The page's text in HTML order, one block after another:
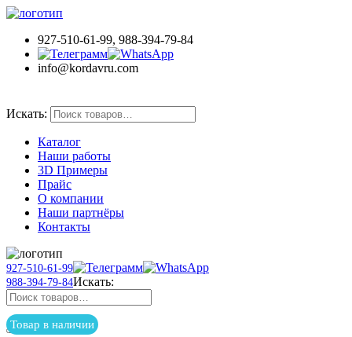
927-510-61-99, 988-394-79-84
info@kordavru.com
Искать:
Каталог
Наши работы
3D Примеры
Прайс
О компании
Наши партнёры
Контакты
927-510-61-99
988-394-79-84Искать:
Товар в наличии